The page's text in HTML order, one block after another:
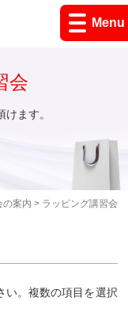
Menu
の案内 > ラッピング講習会
会
ます。
い。複数の項目を選択